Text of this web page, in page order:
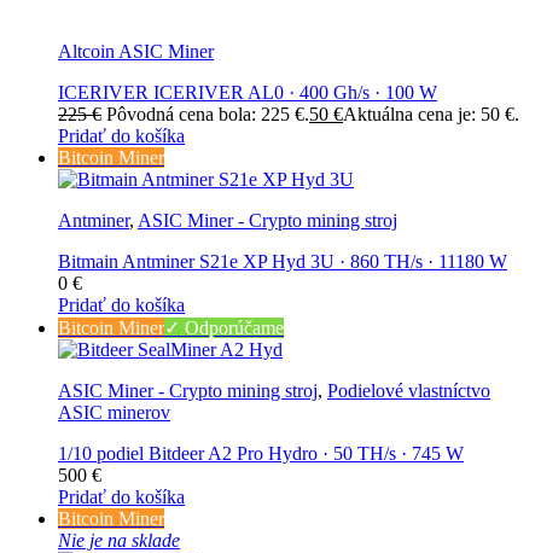
Altcoin ASIC Miner
ICERIVER ICERIVER AL0 · 400 Gh/s · 100 W
225€ Pôvodná cena bola: 225 €.50 €Aktuálna cena je: 50 €.
Pridať do košíka
Bitcoin Miner
Antminer, ASIC Miner - Crypto mining stroj
Bitmain Antminer S21e XP Hyd 3U · 860 TH/s · 11180 W
0 €
Pridať do košíka
Bitcoin Miner✓ Odporúčame
ASIC Miner - Crypto mining stroj, Podielové vlastníctvo
ASIC minerov
1/10 podiel Bitdeer A2 Pro Hydro · 50 TH/s · 745 W
500 €
Pridať do košíka
Bitcoin Miner
Nie je na sklade